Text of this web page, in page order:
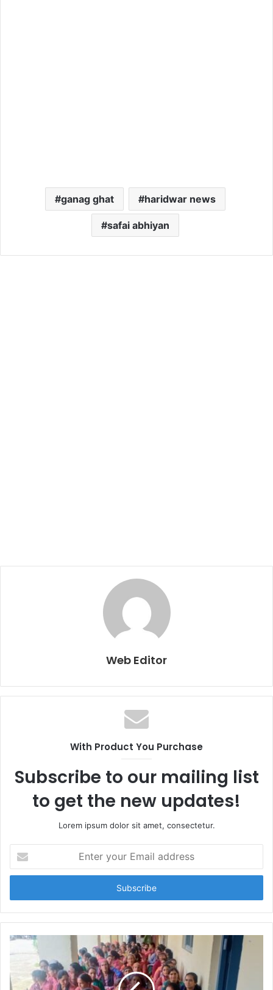
ganag ghat haridwar news
safai abhiyan
Web Editor
With Product You Purchase
Subscribe to our mailing list
to get the new updates!
Lorem ipsum dolor sit amet, consectetur.
t
r
y
u
r
m